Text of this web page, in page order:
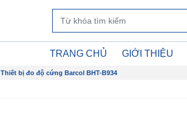
TRANG CHỦ GIỚI THIỆU
Thiết bị đo độ cứng Barcol BHT-B934